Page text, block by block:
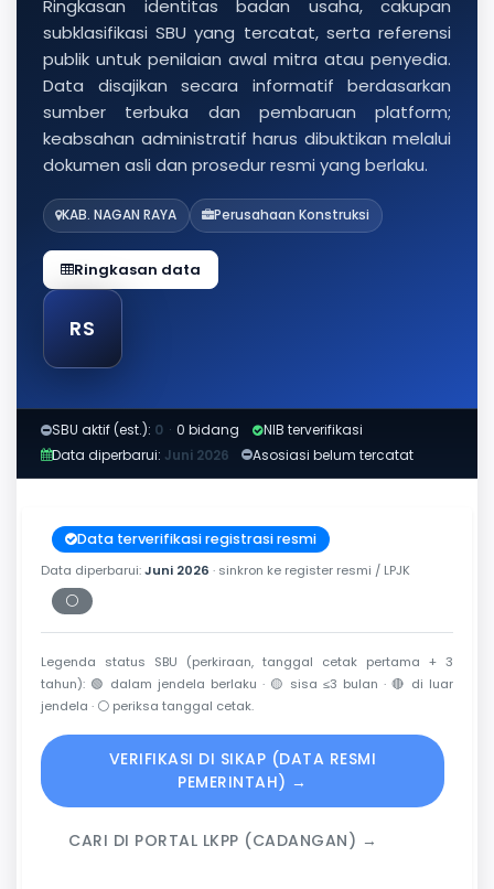
Ringkasan identitas badan usaha, cakupan
subklasifikasi SBU yang tercatat, serta referensi
publik untuk penilaian awal mitra atau penyedia.
Data disajikan secara informatif berdasarkan
sumber terbuka dan pembaruan platform;
keabsahan administratif harus dibuktikan melalui
dokumen asli dan prosedur resmi yang berlaku.
KAB. NAGAN RAYA Perusahaan Konstruksi
Ringkasan data
RS
SBU aktif (est.): 0 · 0 bidang
NIB terverifikasi
Data diperbarui: Juni 2026 Asosiasi belum tercatat
Data terverifikasi registrasi resmi
Data diperbarui:Juni 2026 · sinkron ke register resmi / LPJK
⚪
Periksa tanggal cetak
Legenda status SBU (perkiraan, tanggal cetak pertama + 3
tahun): 🟢 dalam jendela berlaku · 🟡 sisa ≤3 bulan · 🔴 di luar
jendela · ⚪ periksa tanggal cetak.
VERIFIKASI DI SIKAP (DATA RESMI
PEMERINTAH) →
CARI DI PORTAL LKPP (CADANGAN) →